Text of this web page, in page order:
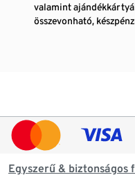
valamint
összevonható,
Egyszerű & biztonságos